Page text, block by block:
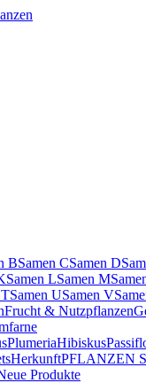
BSamen CSamen D
Samen LSamen M
Samen USamen V
Frucht & Nutzpflanzen
PlumeriaHibiskus
HerkunftPFLANZEN
Produkte